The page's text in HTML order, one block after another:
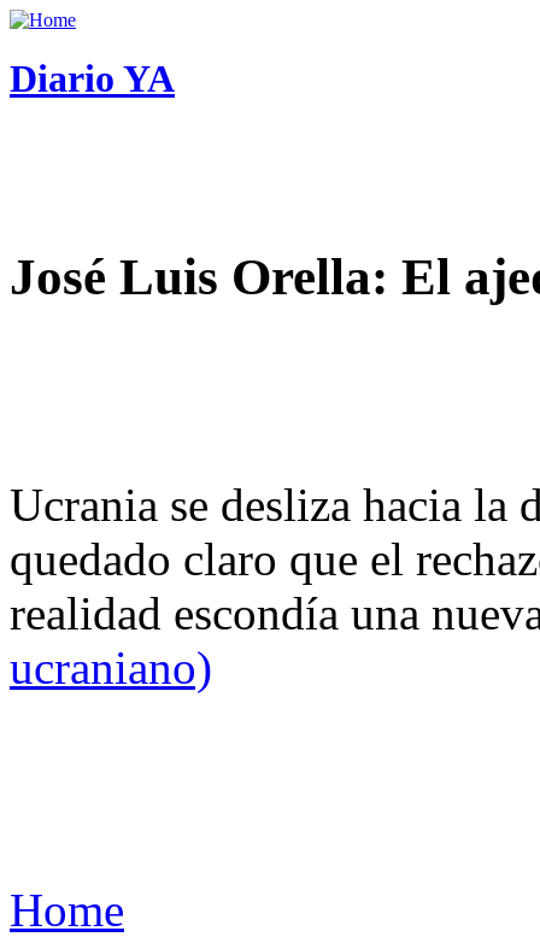
Diario YA
José Luis Orella: El
Ucrania se desliza hacia
quedado claro que el
realidad escondía una
ucraniano)
Home